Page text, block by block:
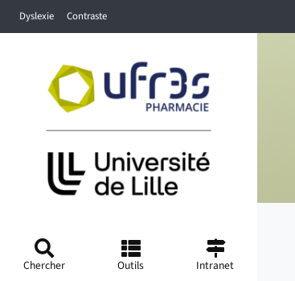
Accéder au menu principal
Accéder à la recherche
Accéder au pied de page
Dyslexie Contraste
Chercher Outils Intranet